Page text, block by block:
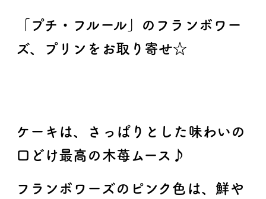
「プチ・フルール」のフランボワー
ズ、プリンをお取り寄せ☆
ケーキは、さっぱりとした味わいの
口どけ最高の木苺ムース♪
フランボワーズのピンク色は、鮮や